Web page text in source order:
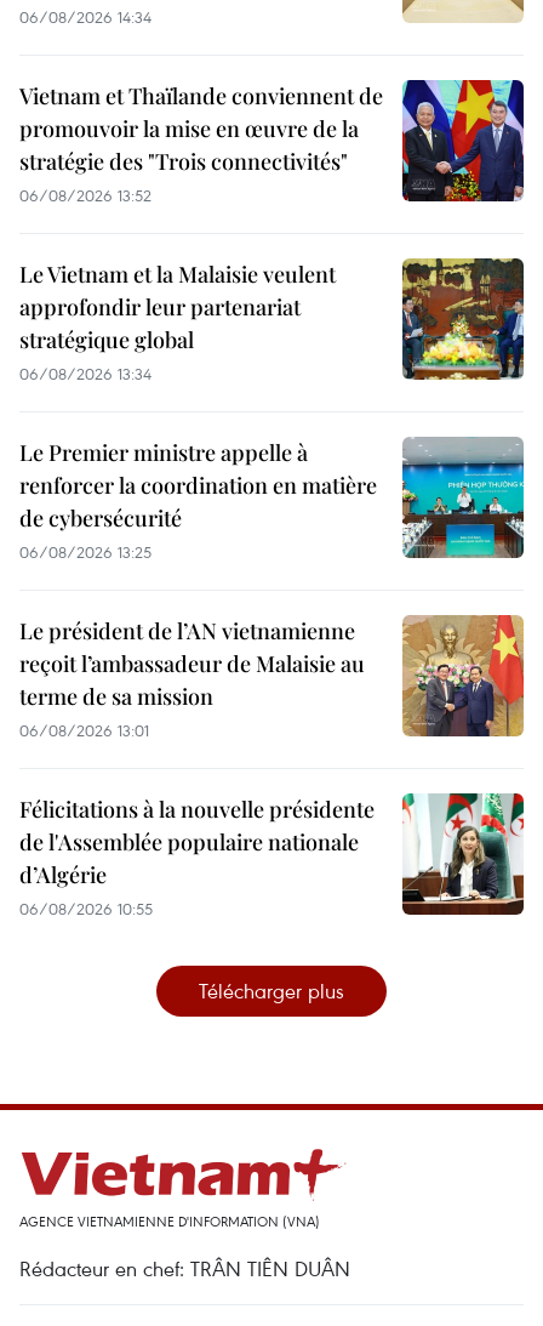
06/08/2026 14:34
Vietnam et Thaïlande conviennent de
promouvoir la mise en œuvre de la
stratégie des "Trois connectivités"
06/08/2026 13:52
Le Vietnam et la Malaisie veulent
approfondir leur partenariat
stratégique global
06/08/2026 13:34
Le Premier ministre appelle à
renforcer la coordination en matière
de cybersécurité
06/08/2026 13:25
Le président de l’AN vietnamienne
reçoit l’ambassadeur de Malaisie au
terme de sa mission
06/08/2026 13:01
Félicitations à la nouvelle présidente
de l'Assemblée populaire nationale
d’Algérie
06/08/2026 10:55
Télécharger plus
AGENCE VIETNAMIENNE D'INFORMATION (VNA)
Rédacteur en chef: TRÂN TIÊN DUÂN